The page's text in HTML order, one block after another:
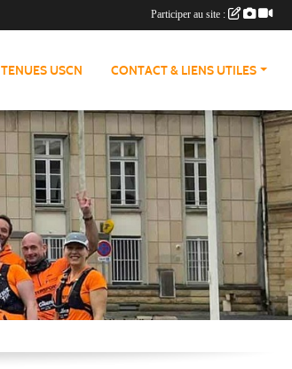
TENUES USCN CONTACT & LIENS UTILES
Participer au site :